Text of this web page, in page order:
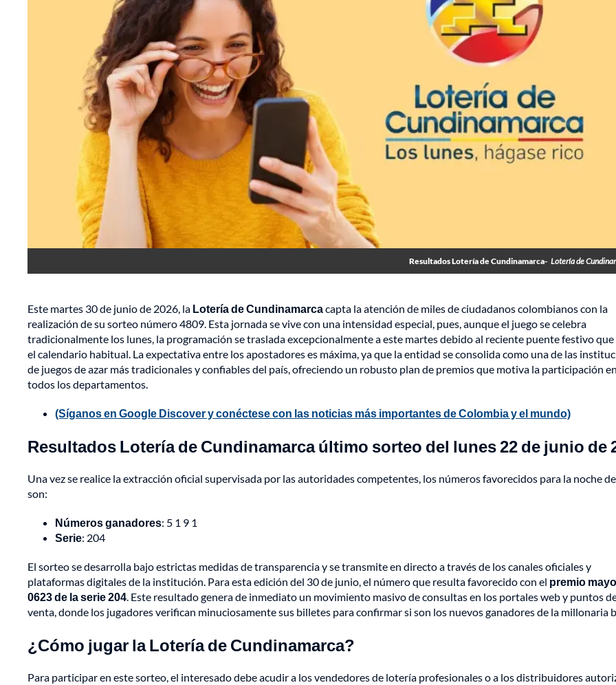
Resultados Lotería de Cundinamarca- Lotería de
Este martes 30 de junio de 2026, la Lotería de Cundinamarcacapta la atención de miles de ciudadanos colombianos con la
realización de su sorteo número 4809. Esta jornada se vive con una intensidad especial, pues, aunque el juego se celebra
tradicionalmente los lunes, la programación se traslada excepcionalmente a este martes debido al reciente puente festivo
el calendario habitual. La expectativa entre los apostadores es máxima, ya que la entidad se consolida como una de las
de juegos de azar más tradicionales y confiables del país, ofreciendo un robusto plan de premios que motiva la participación en
todos los departamentos.
(Síganos en Google Discover y conéctese con las noticias más importantes de Colombia y el mundo)
Resultados Lotería de Cundinamarca último sorteo del lunes 22 de junio de
Una vez se realice la extracción oficial supervisada por las autoridades competentes, los números favorecidos para la noche
son:
Números ganadores: 5 1 9 1
Serie: 204
El sorteo se desarrolla bajo estrictas medidas de transparencia y se transmite en directo a través de los canales oficiales y
plataformas digitales de la institución. Para esta edición del 30 de junio, el número que resulta favorecido con el premio
0623 de la serie 204. Este resultado genera de inmediato un movimiento masivo de consultas en los portales web y puntos
venta, donde los jugadores verifican minuciosamente sus billetes para confirmar si son los nuevos ganadores de la millonaria
¿Cómo jugar la Lotería de Cundinamarca?
Para participar en este sorteo, el interesado debe acudir a los vendedores de lotería profesionales o a los distribuidores